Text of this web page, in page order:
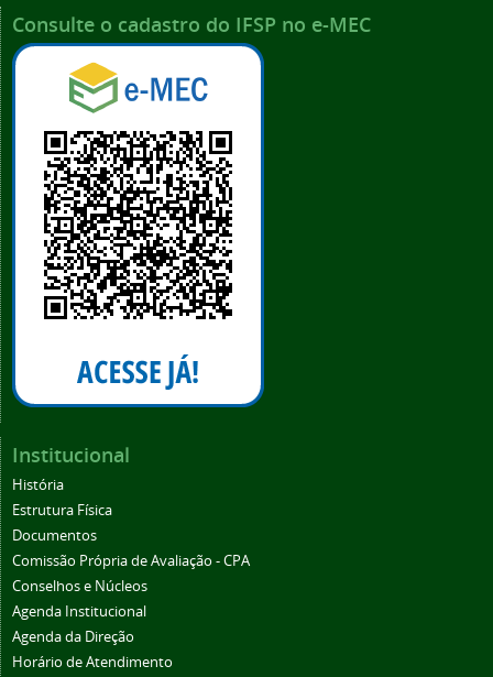
Consulte o cadastro do IFSP no e-MEC
Institucional
História
Estrutura Física
Documentos
Comissão Própria de Avaliação - CPA
Conselhos e Núcleos
Agenda Institucional
Agenda da Direção
Horário de Atendimento